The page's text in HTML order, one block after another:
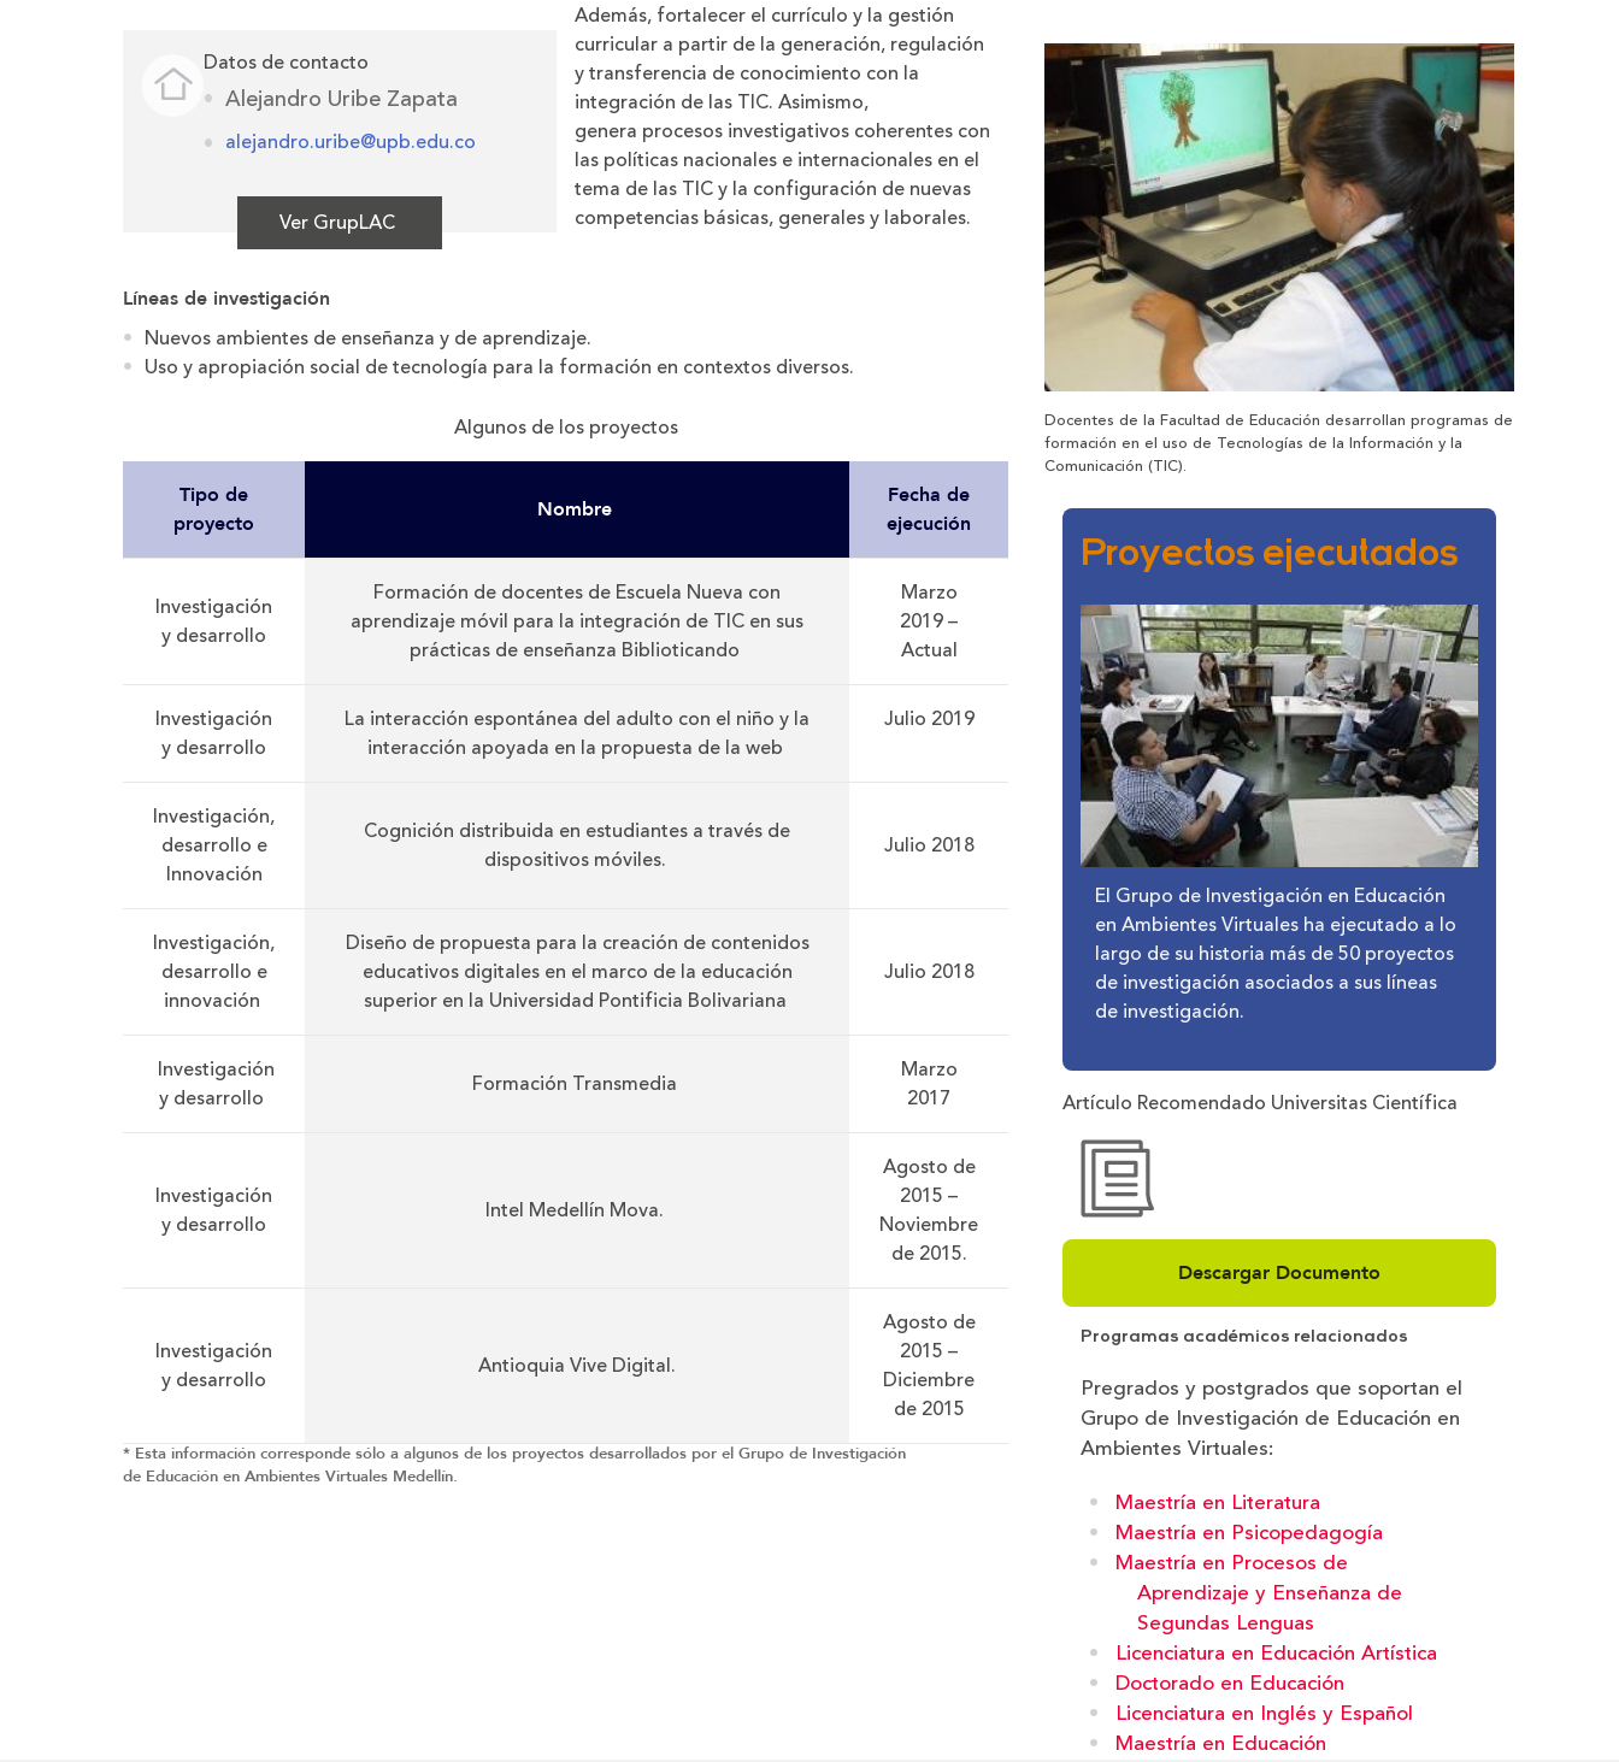
Datos de contacto
Alejandro Uribe Zapata
alejandro.uribe@upb.edu.co
Ver GrupLAC
Además, fortalecer el currículo y la gestión
curricular a partir de la generación, regulación
y transferencia de conocimiento con la
integración de las TIC. Asimismo,
genera procesos investigativos coherentes con
las políticas nacionales e internacionales en el
tema de las TIC y la configuración de nuevas
competencias básicas, generales y laborales.
Líneas de investigación
Nuevos ambientes de enseñanza y de aprendizaje.
Uso y apropiación social de tecnología para la formación en contextos diversos.
Algunos de los proyectos
Tipo de
proyecto
Nombre
Fecha de
ejecución
Investigación
y desarrollo
Formación de docentes de Escuela Nueva con
aprendizaje móvil para la integración de TIC en sus
prácticas de enseñanza Biblioticando
Marzo
2019 –
Actual
Investigación
y desarrollo
La interacción espontánea del adulto con el niño y la
interacción apoyada en la propuesta de la web
Julio 2019
Investigación,
desarrollo e
Innovación
Cognición distribuida en estudiantes a través de
dispositivos móviles.
Julio 2018
Investigación,
desarrollo e
innovación
Diseño de propuesta para la creación de contenidos
educativos digitales en el marco de la educación
superior en la Universidad Pontificia Bolivariana
Julio 2018
Investigación
y desarrollo
Formación Transmedia
Marzo
2017
Investigación
y desarrollo
Intel Medellín Mova.
Agosto de
2015 –
Noviembre
de 2015.
Investigación
y desarrollo
Antioquia Vive Digital.
Agosto de
2015 –
Diciembre
de 2015
* Esta información corresponde sólo a algunos de los proyectos desarrollados por el Grupo de Investigación
de Educación en Ambientes Virtuales Medellín.
Docentes de la Facultad de Educación desarrollan programas de
formación en el uso de Tecnologías de la Información y la
Comunicación (TIC).
Proyectos ejecutados
El Grupo de Investigación en Educación
en Ambientes Virtuales ha ejecutado a lo
largo de su historia más de 50 proyectos
de investigación asociados a sus líneas
de investigación.
Artículo Recomendado Universitas Científica
Descargar Documento
Programas académicos relacionados
Pregrados y postgrados que soportan el
Grupo de Investigación de Educación en
Ambientes Virtuales:
Maestría en Literatura
Maestría en Psicopedagogía
Maestría en Procesos de
Aprendizaje y Enseñanza de
Segundas Lenguas
Licenciatura en Educación Artística
Doctorado en Educación
Licenciatura en Inglés y Español
Maestría en Educación